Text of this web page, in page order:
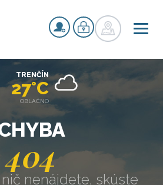
404
nenájdete, skúste
TRENČÍN
27°C
OBLAČNO